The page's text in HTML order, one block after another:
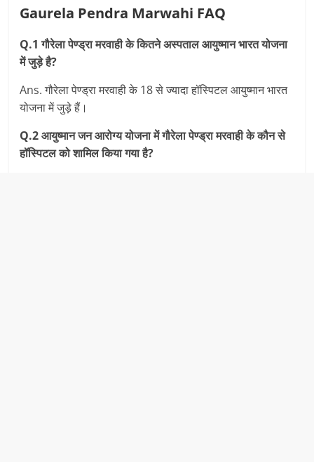
Gaurela Pendra Marwahi FAQ
Q.1 गौरेला पेण्‍ड्रा मरवाही के कितने अस्‍पताल आयुष्‍मान भारत योजना
में जुड़े है?
Ans. गौरेला पेण्‍ड्रा मरवाही के 18 से ज्‍यादा हॉस्पिटल आयुष्‍मान भारत
योजना में जुड़े हैं।
Q.2 आयुष्‍मान जन आरोग्‍य योजना में गौरेला पेण्‍ड्रा मरवाही के कौन से
हॉस्पिटल को शामिल किया गया है?